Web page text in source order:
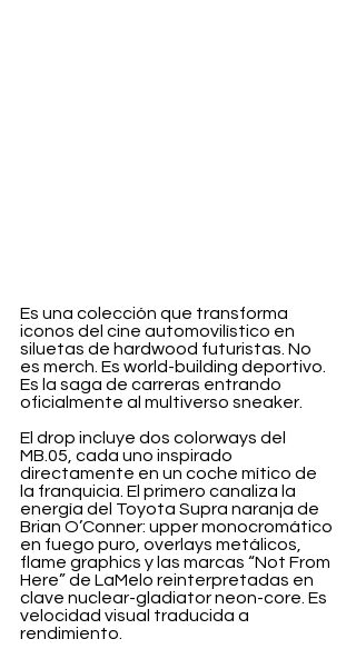
Es una colección que transforma
iconos del cine automovilístico en
siluetas de hardwood futuristas. No
es merch. Es world-building deportivo.
Es la saga de carreras entrando
oficialmente al multiverso sneaker.
El drop incluye dos colorways del
MB.05, cada uno inspirado
directamente en un coche mítico de
la franquicia. El primero canaliza la
energía del Toyota Supra naranja de
Brian O’Conner: upper monocromático
en fuego puro, overlays metálicos,
flame graphics y las marcas “Not From
Here” de LaMelo reinterpretadas en
clave nuclear-gladiator neon-core. Es
velocidad visual traducida a
rendimiento.